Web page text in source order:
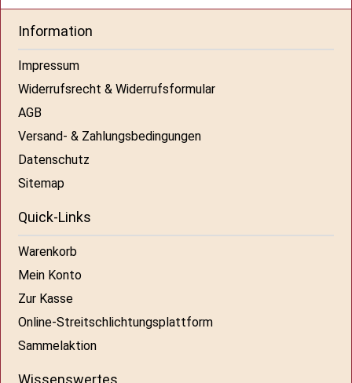
Information
Impressum
Widerrufsrecht & Widerrufsformular
AGB
Versand- & Zahlungsbedingungen
Datenschutz
Sitemap
Quick-Links
Warenkorb
Mein Konto
Zur Kasse
Online-Streitschlichtungsplattform
Sammelaktion
Wissenswertes